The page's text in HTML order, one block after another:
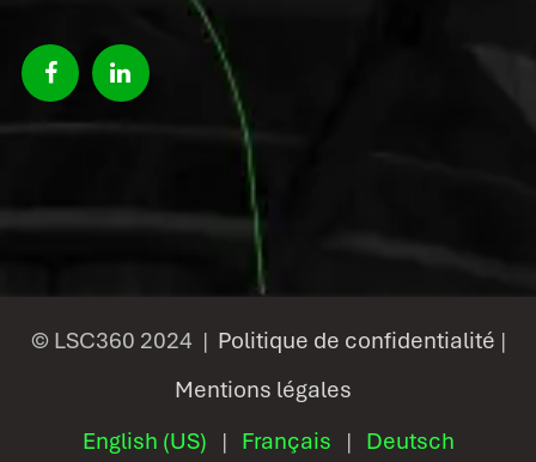
© LSC360 2024 | Politique de confidentialité |
Mentions légales
English (US) | Français | Deutsch